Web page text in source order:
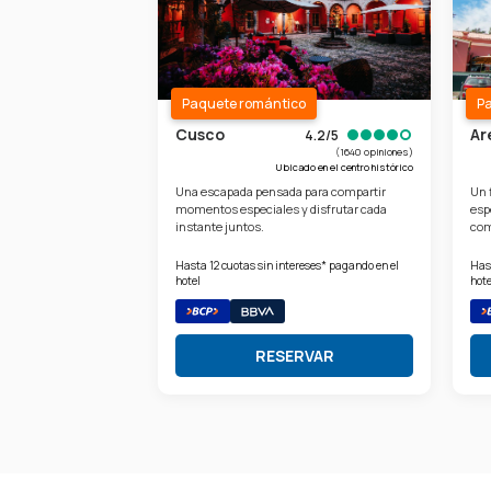
Paquete romántico
Cusco 4.2/5
(1640 opiniones)
Ubicado en el centro histórico
Una escapada pensada para compartir
momentos especiales y disfrutar cada
instante juntos.
Hasta 12 cuotas sin intereses* pagando en el
hotel
RESERVAR
Un